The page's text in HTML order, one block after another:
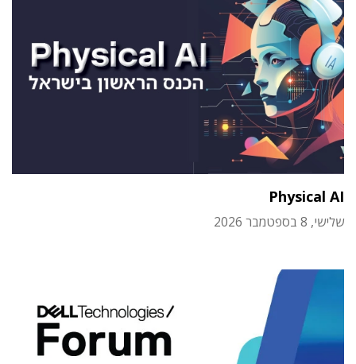
Physical AI
שלישי, 8 בספטמבר 2026